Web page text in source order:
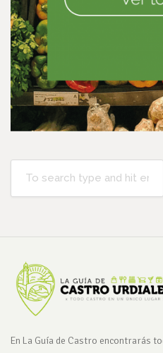
En La Guía de Castro encontrarás